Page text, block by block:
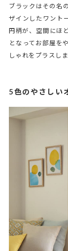
ブラックはその名
ザインしたワント
円柄が、空間にほ
となってお部屋を
しゃれをプラスしま
5色のやさしい